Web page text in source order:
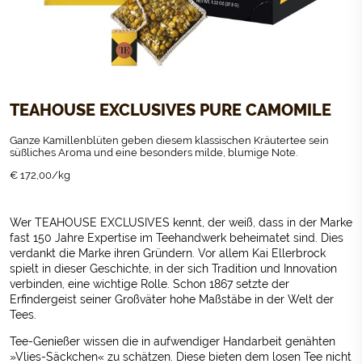
TEAHOUSE EXCLUSIVES PURE CAMOMILE
Ganze Kamillenblüten geben diesem klassischen Kräutertee sein
süßliches Aroma und eine besonders milde, blumige Note.
€ 172,00/kg
Wer TEAHOUSE EXCLUSIVES kennt, der weiß, dass in der Marke
fast 150 Jahre Expertise im Teehandwerk beheimatet sind. Dies
verdankt die Marke ihren Gründern. Vor allem Kai Ellerbrock
spielt in dieser Geschichte, in der sich Tradition und Innovation
verbinden, eine wichtige Rolle. Schon 1867 setzte der
Erfindergeist seiner Großväter hohe Maßstäbe in der Welt der
Tees.
Tee-Genießer wissen die in aufwendiger Handarbeit genähten
»Vlies-Säckchen« zu schätzen. Diese bieten dem losen Tee nicht